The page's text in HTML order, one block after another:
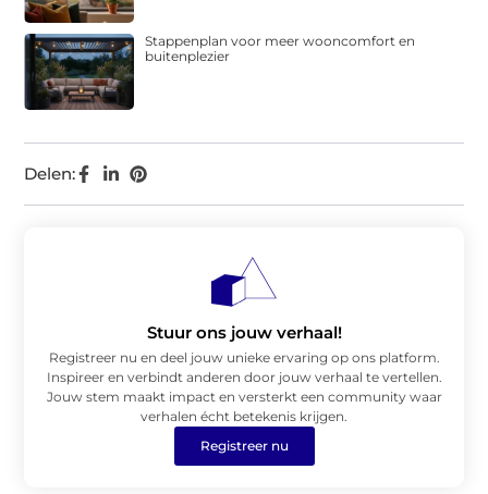
Delen:
Stappenplan voor meer wooncomfort en
buitenplezier
Stuur ons jouw verhaal!
Registreer nu en deel jouw unieke ervaring op ons platform.
Inspireer en verbindt anderen door jouw verhaal te vertellen.
Jouw stem maakt impact en versterkt een community waar
verhalen écht betekenis krijgen.
Registreer nu